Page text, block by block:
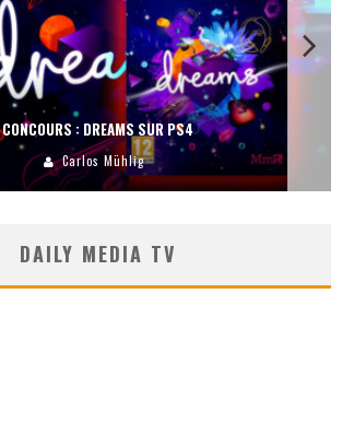
CONCOURS : DREAMS SUR PS4
Carlos Mühlig
DAILY MEDIA TV